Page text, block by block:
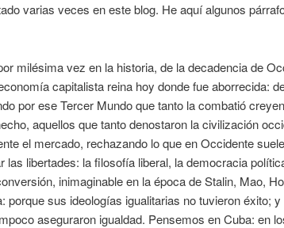
varias veces en este blog. He aquí algunos
milésima vez en la historia, de la decadencia de
capitalista reina hoy donde fue aborrecida:
por ese Tercer Mundo que tanto la combatió
aquellos que tanto denostaron la civilización
el mercado, rechazando lo que en Occidente
las libertades: la filosofía liberal, la democracia
inimaginable en la época de Stalin, Mao,
porque sus ideologías igualitarias no tuvieron éxito;
aseguraron igualdad. Pensemos en Cuba: en